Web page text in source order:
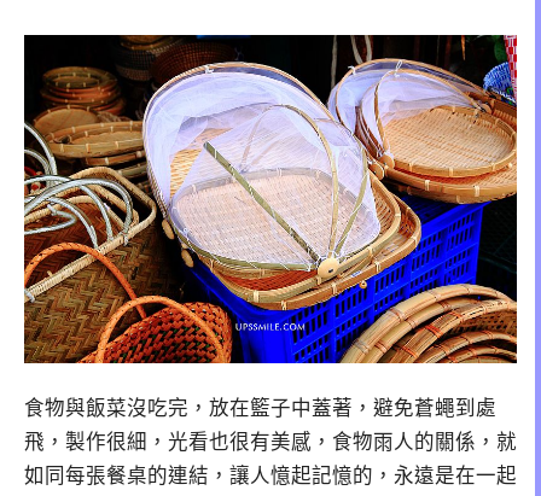
食物與飯菜沒吃完，放在籃子中蓋著，避免蒼蠅到處
飛，製作很細，光看也很有美感，食物雨人的關係，就
如同每張餐桌的連結，讓人憶起記憶的，永遠是在一起